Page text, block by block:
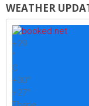
WEATHER
+29
°
C
+30°
+27°